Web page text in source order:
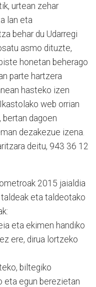
urtean zehar
lan eta
behar du Udarregi
asmo dituzte,
honetan beherago
parte hartzera
hasteko izen
web orrian
bertan dagoen
dezakezue izena.
deitu, 943 36 12
2015 jaialdia
eta taldeotako
eta ekimen handiko
ere, dirua lortzeko
biltegiko
eta egun berezietan